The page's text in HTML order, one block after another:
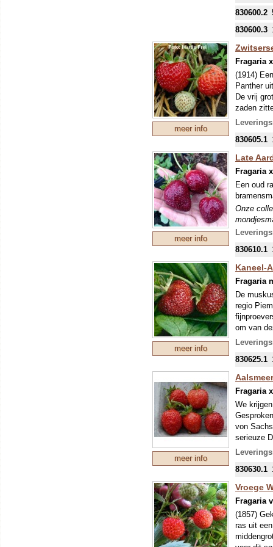
eventuele
830600.2
830600.3
meer info
Fragaria
(1914)
Panther
De vrij
zaden
Onze
nieuwe
mei
eventuele
830605.1
meer info
Late
Fragaria
Een oud
Onze
nieuwe
eventuele
830610.1
meer info
Kaneel-
Fragaria
De
regio
om van
zeer
kruidig
een
worden
wilde teelt
Onze
nieuwe
mei
eventuele
830625.1
meer info
Fragaria
We
von
serieuze
langst in
weer
De vrij
zure
OP DE
Onze
nieuwe
830630.1
Vroege
Fragaria
(1857)
ras uit